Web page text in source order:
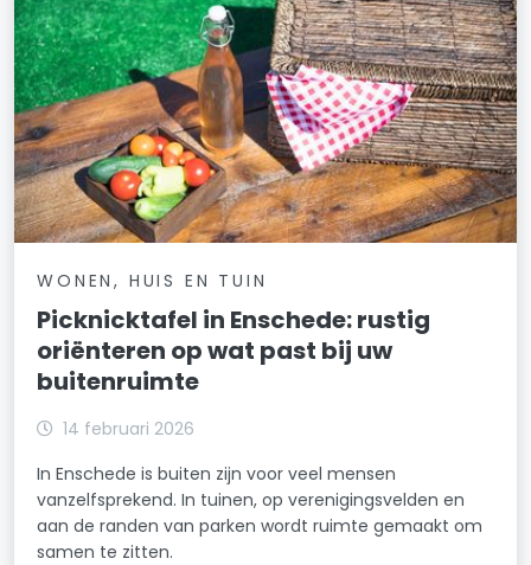
WONEN, HUIS EN TUIN
Picknicktafel in Enschede: rustig
oriënteren op wat past bij uw
buitenruimte
14 februari 2026
In Enschede is buiten zijn voor veel mensen
vanzelfsprekend. In tuinen, op verenigingsvelden en
aan de randen van parken wordt ruimte gemaakt om
samen te zitten.